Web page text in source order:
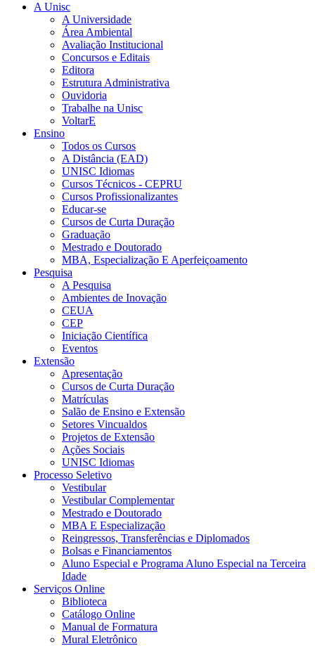
A Unisc
A Universidade
Área Ambiental
Avaliação Institucional
Concursos e Editais
Editora
Estrutura Administrativa
Ouvidoria
Trabalhe na Unisc
VoltarE
Ensino
Todos os Cursos
A Distância (EAD)
UNISC Idiomas
Cursos Técnicos - CEPRU
Cursos Profissionalizantes
Educar-se
Cursos de Curta Duração
Graduação
Mestrado e Doutorado
MBA, Especialização E Aperfeiçoamento
Pesquisa
A Pesquisa
Ambientes de Inovação
CEUA
CEP
Iniciação Científica
Eventos
Extensão
Apresentação
Cursos de Curta Duração
Matrículas
Salão de Ensino e Extensão
Setores Vincualdos
Projetos de Extensão
Ações Sociais
UNISC Idiomas
Processo Seletivo
Vestibular
Vestibular Complementar
Mestrado e Doutorado
MBA E Especialização
Reingressos, Transferências e Diplomados
Bolsas e Financiamentos
Aluno Especial e Programa Aluno Especial na Terceira
Idade
Serviços Online
Biblioteca
Catálogo Online
Manual de Formatura
Mural Eletrônico